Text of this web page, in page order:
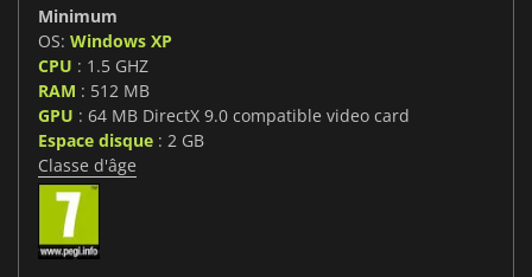
Minimum
OS: Windows XP
CPU : 1.5 GHZ
RAM : 512 MB
GPU : 64 MB DirectX 9.0 compatible video card
Espace disque : 2 GB
Classe d'âge